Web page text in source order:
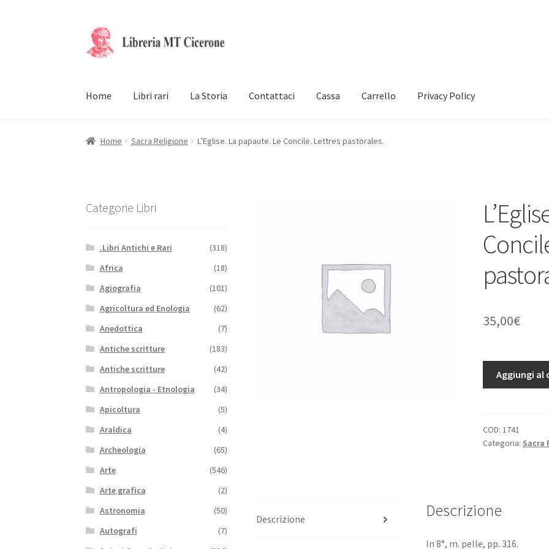
Vai
alla
Vai
al
Home Libri rari La Storia Contattaci Cassa Carrello Privacy Policy
Home Sacra Religione L’Eglise. La papaute. Le Concile. Lettres pastorales.
35,00€
Concile.
Lettres
Aggiungi al
COD: 1741
Categoria: Sacra
Descrizione Descrizione
In 8°, m. pelle, pp. 316.
Categorie Libri
.Libri Antichi e Rari
(318)
Africa
(18)
Agiografia
(101)
Agricoltura ed Enologia
(62)
Anedottica
(7)
Antiche scritture
(183)
Antiche scritture
(42)
Antropologia - Etnologia
(34)
Apicoltura
(5)
Araldica
(4)
Archeologia
(65)
Arte
(546)
Arte grafica
(2)
Astronomia
(50)
Autografi
(7)